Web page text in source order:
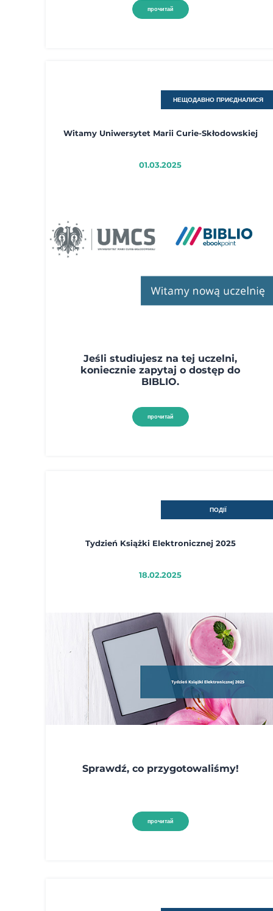
прочитай
НЕЩОДАВНО ПРИЄДНАЛИСЯ
Witamy Uniwersytet Marii Curie-Skłodowskiej
01.03.2025
Jeśli studiujesz na tej uczelni,
koniecznie zapytaj o dostęp do
BIBLIO.
прочитай
ПОДІЇ
Tydzień Książki Elektronicznej 2025
18.02.2025
Sprawdź, co przygotowaliśmy!
прочитай